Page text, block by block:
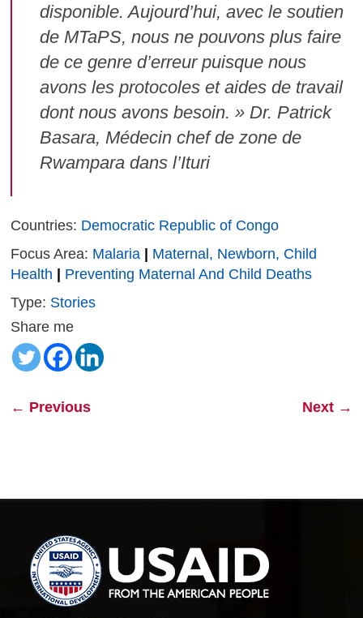
disponible. Aujourd’hui, avec le soutien
de MTaPS, nous ne pouvons plus faire
de ce genre d’erreur puisque nous
avons les protocoles et aides de travail
dont nous avons besoin. » Dr. Patrick
Basara, Médecin chef de zone de
Rwampara dans l’Ituri
Countries: Democratic Republic of Congo
Focus Area: Malaria | Maternal, Newborn, Child
Health | Preventing Maternal And Child Deaths
Type: Stories
Share me
← Previous Next →